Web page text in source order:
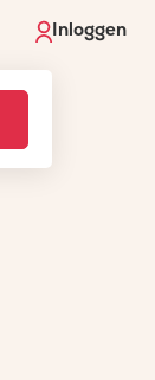
Inloggen